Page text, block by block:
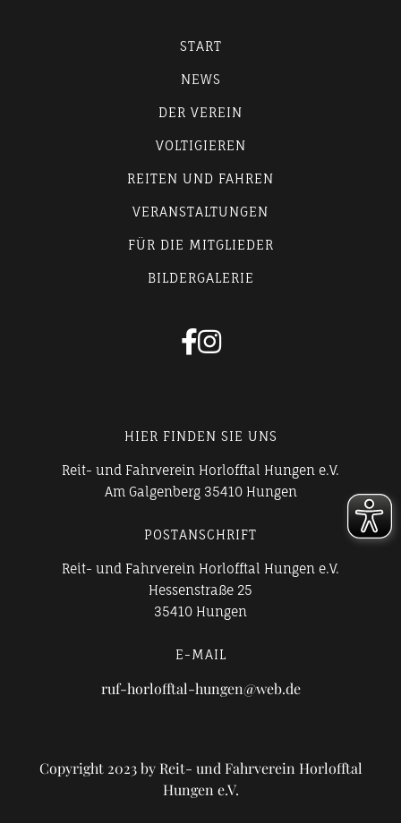
START
NEWS
DER VEREIN
VOLTIGIEREN
REITEN UND FAHREN
VERANSTALTUNGEN
FÜR DIE MITGLIEDER
BILDERGALERIE

HIER FINDEN SIE UNS
Reit- und Fahrverein Horlofftal Hungen e.V.
Am Galgenberg 35410 Hungen
POSTANSCHRIFT
Reit- und Fahrverein Horlofftal Hungen e.V.
Hessenstraße 25
35410 Hungen
E-MAIL
ruf-horlofftal-hungen@web.de
Copyright 2023 by Reit- und Fahrverein Horlofftal
Hungen e.V.